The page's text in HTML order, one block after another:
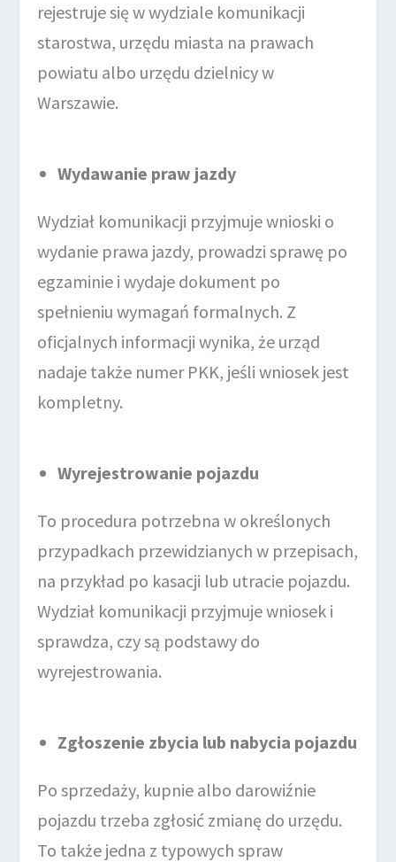
rejestruje się w wydziale komunikacji
starostwa, urzędu miasta na prawach
powiatu albo urzędu dzielnicy w
Warszawie.
Wydawanie praw jazdy
Wydział komunikacji przyjmuje wnioski o
wydanie prawa jazdy, prowadzi sprawę po
egzaminie i wydaje dokument po
spełnieniu wymagań formalnych. Z
oficjalnych informacji wynika, że urząd
nadaje także numer PKK, jeśli wniosek jest
kompletny.
Wyrejestrowanie pojazdu
To procedura potrzebna w określonych
przypadkach przewidzianych w przepisach,
na przykład po kasacji lub utracie pojazdu.
Wydział komunikacji przyjmuje wniosek i
sprawdza, czy są podstawy do
wyrejestrowania.
Zgłoszenie zbycia lub nabycia pojazdu
Po sprzedaży, kupnie albo darowiźnie
pojazdu trzeba zgłosić zmianę do urzędu.
To także jedna z typowych spraw